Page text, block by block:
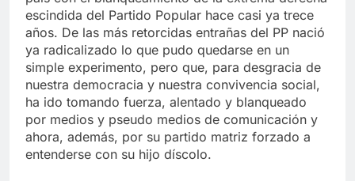
escindida del Partido Popular hace casi ya trece
años. De las más retorcidas entrañas del PP nació
ya radicalizado lo que pudo quedarse en un
simple experimento, pero que, para desgracia de
nuestra democracia y nuestra convivencia social,
ha ido tomando fuerza, alentado y blanqueado
por medios y pseudo medios de comunicación y
ahora, además, por su partido matriz forzado a
entenderse con su hijo díscolo.